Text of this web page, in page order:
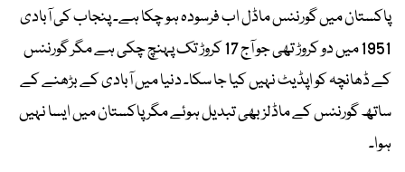
پاکستان میں گورننس ماڈل اب فرسودہ ہو چکا ہے۔ پنجاب کی آبادی
1951 میں دو کروڑ تھی جو آج 17 کروڑ تک پہنچ چکی ہے مگر گورننس
کے ڈھانچہ کو اپڈیٹ نہیں کیا جا سکا۔ دنیا میں آبادی کے بڑھنے کے
ساتھ گورننس کے ماڈلز بھی تبدیل ہوئے مگر پاکستان میں ایسا نہیں
ہوا۔